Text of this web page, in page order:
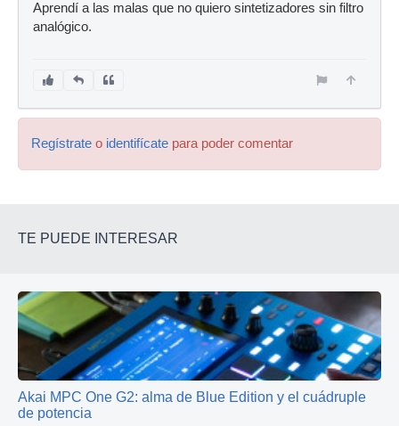
Aprendí a las malas que no quiero sintetizadores sin filtro
analógico.
Regístrate o identifícate para poder comentar
TE PUEDE INTERESAR
Akai MPC One G2: alma de Blue Edition y el cuádruple
de potencia